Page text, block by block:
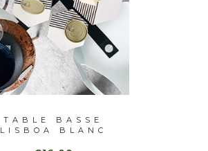
TABLE BASSE
LISBOA BLANC